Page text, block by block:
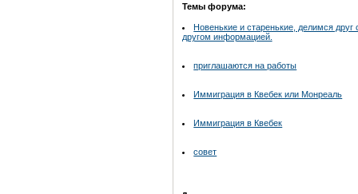
Темы форума:
Новенькие и старенькие, делимся друг
другом информацией.
приглашаются на работы
Иммиграция в Квебек или Монреаль
Иммиграция в Квебек
совет